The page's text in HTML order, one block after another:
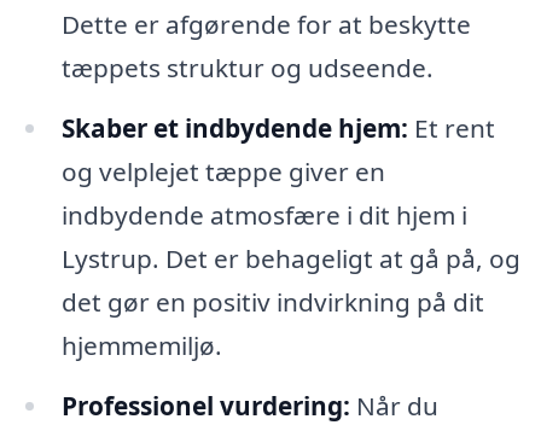
Dette er afgørende for at beskytte
tæppets struktur og udseende.
Skaber et indbydende hjem: Et rent
og velplejet tæppe giver en
indbydende atmosfære i dit hjem i
Lystrup. Det er behageligt at gå på, og
det gør en positiv indvirkning på dit
hjemmemiljø.
Professionel vurdering: Når du